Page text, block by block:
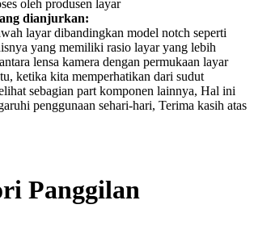
oleh produsen layar
dianjurkan:
layar dibandingkan model notch seperti
yang memiliki rasio layar yang lebih
lensa kamera dengan permukaan layar
ketika kita memperhatikan dari sudut
sebagian part komponen lainnya, Hal ini
penggunaan sehari-hari, Terima kasih atas
Panggilan